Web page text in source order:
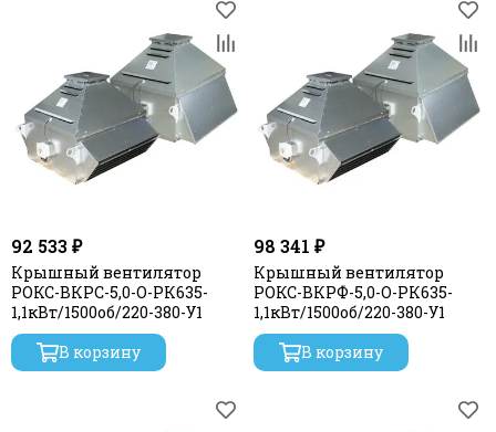
92 533 ₽
Крышный вентилятор
РОКС-ВКРС-5,0-О-РК635-
1,1кВт/1500об/220-380-У1
В корзину
98 341 ₽
Крышный вентилятор
РОКС-ВКРФ-5,0-О-РК635-
1,1кВт/1500об/220-380-У1
В корзину